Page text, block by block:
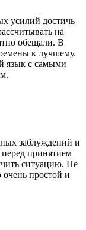
усилий достичь
на
обещали. В
к лучшему.
язык с самыми
заблуждений и
принятием
ситуацию. Не
простой и